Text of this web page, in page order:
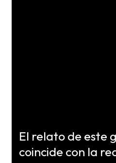
El relato de este
coincide con la